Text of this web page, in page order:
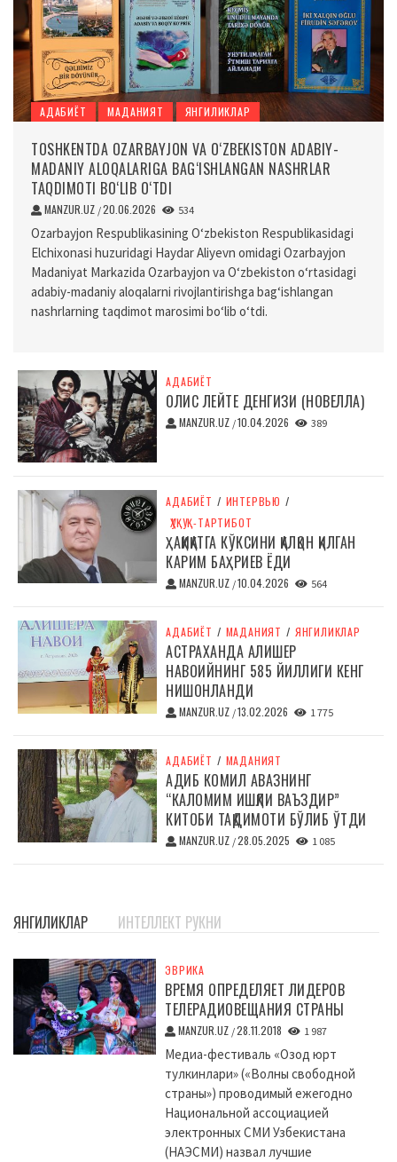
АДАБИЁТ МАДАНИЯТ ЯНГИЛИКЛАР
TOSHKENTDA OZARBAYJON VA O‘ZBEKISTON ADABIY-
MADANIY ALOQALARIGA BAG‘ISHLANGAN NASHRLAR
TAQDIMOTI BO‘LIB O‘TDI
MANZUR.UZ /20.06.2026 534
Ozarbayjon Respublikasining O‘zbekiston Respublikasidagi
Elchixonasi huzuridagi Haydar Aliyevn omidagi Ozarbayjon
Madaniyat Markazida Ozarbayjon va O‘zbekiston o‘rtasidagi
adabiy-madaniy aloqalarni rivojlantirishga bag‘ishlangan
nashrlarning taqdimot marosimi bo‘lib o‘tdi.
АДАБИЁТ
ОЛИС ЛЕЙТЕ ДЕНГИЗИ (НОВЕЛЛА)
MANZUR.UZ /10.04.2026 389
АДАБИЁТ / ИНТЕРВЬЮ /
ҲУҚУҚ-ТАРТИБОТ
ҲАҚИҚАТГА КЎКСИНИ ҚАЛҚОН ҚИЛГАН
КАРИМ БАҲРИЕВ ЁДИ
MANZUR.UZ /10.04.2026 564
АДАБИЁТ / МАДАНИЯТ / ЯНГИЛИКЛАР
АСТРАХАНДА АЛИШЕР
НАВОИЙНИНГ 585 ЙИЛЛИГИ КЕНГ
НИШОНЛАНДИ
MANZUR.UZ /13.02.2026 1 775
АДАБИЁТ / МАДАНИЯТ
АДИБ КОМИЛ АВАЗНИНГ
“КАЛОМИМ ИШҚЛИ ВАЪЗДИР”
КИТОБИ ТАҚДИМОТИ БЎЛИБ ЎТДИ
MANZUR.UZ /28.05.2025 1 085
ЯНГИЛИКЛАР ИНТЕЛЛЕКТ РУКНИ
ЭВРИКА
ВРЕМЯ ОПРЕДЕЛЯЕТ ЛИДЕРОВ
ТЕЛЕРАДИОВЕЩАНИЯ СТРАНЫ
MANZUR.UZ /28.11.2018 1 987
Медиа-фестиваль «Озод юрт
тулкинлари» («Волны свободной
страны») проводимый ежегодно
Национальной ассоциацией
электронных СМИ Узбекистана
(НАЭСМИ) назвал лучшие